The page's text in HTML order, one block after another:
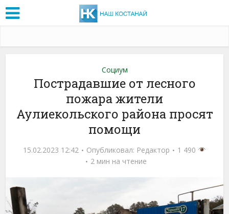
Социум
Пострадавшие от лесного
пожара жители
Аулиекольского района просят
помощи
15.02.2023 12:42 Опубликовал: Редактор
1 490
2 мин на чтение